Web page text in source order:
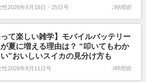
性2026年8月18日・25日号 2時間前
って楽しい雑学】モバイルバッテリー
夏に増える理由は？ “叩いてもわか
”おいしいスイカの見分け方も
性2026年8月11日号 3時間前